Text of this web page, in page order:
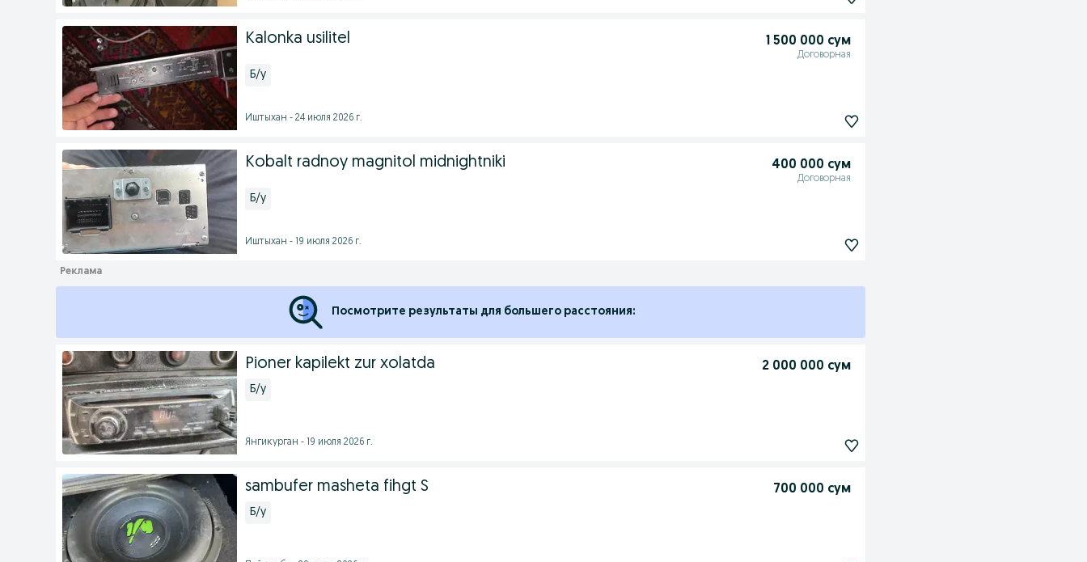
Kalonka usilitel 1 500 000 сум
Договорная
Б/у
Иштыхан - 24 июля 2026 г.
Kobalt radnoy magnitol midnightniki 400 000 сум
Договорная
Б/у
Иштыхан - 19 июля 2026 г.
Посмотрите результаты для большего расстояния:
Pioner kapilekt zur xolatda 2 000 000 сум
Б/у
Янгикурган - 19 июля 2026 г.
sambufer masheta fihgt S 700 000 сум
Б/у